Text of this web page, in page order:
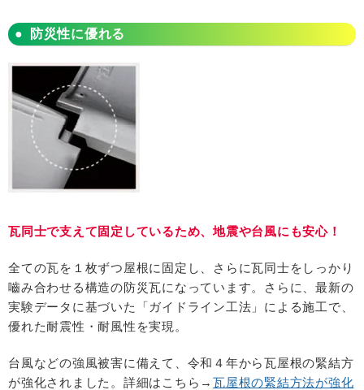
防災性に優れる
瓦同士で支えて固定しているため、地震や台風にも安心！
全ての瓦を１枚ずつ屋根に固定し、さらに瓦同士をしっかり
嚙み合わせる構造の防災瓦になっています。さらに、最新の
実験データに基づいた「ガイドライン工法」による施工で、
優れた耐震性・耐風性を実現。
台風などの強風被害に備えて、令和４年から瓦屋根の緊結方
が強化されました。詳細はこちら→ 瓦屋根の緊結方法が強化